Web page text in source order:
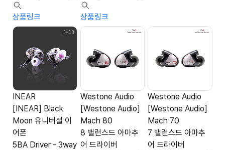
상품링크 상품링크
INEAR
[INEAR] Black
Moon 유니버셜 이
어폰
5BA Driver - 3way
Westone Audio
[Westone Audio]
Mach 80
8 밸런스드 아마추
어 드라이버
Westone Audio
[Westone Audio]
Mach 70
7 밸런스드 아마추
어 드라이버